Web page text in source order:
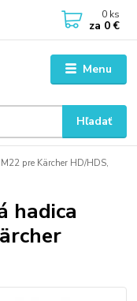
Menu
Hľadať
0 ks
za 0 €
pre Kärcher HD/HDS,
hadica